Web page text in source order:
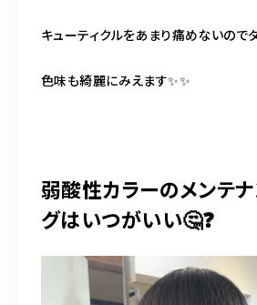
キューティクルをあまり痛めないので
色味も綺麗にみえます✨✨
弱酸性カラーのメンテ
グはいつがいい🤔❓